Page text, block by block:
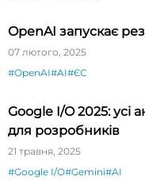
OpenAI запускає
07 лютого, 2025
#OpenAI#AI#ЄС
Google I/O 2025: усі
для розробників
21 травня, 2025
#Google I/O#Gemini#AI